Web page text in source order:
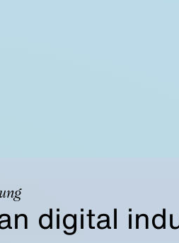
digital